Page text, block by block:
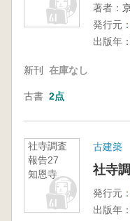
著者：
発行元：
出版年：
新刊 在庫なし
古書 2点
社寺調査
報告27
知恩寺
古建築
社寺
発行元：
出版年：